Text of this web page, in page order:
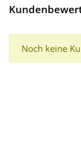
Noch keine